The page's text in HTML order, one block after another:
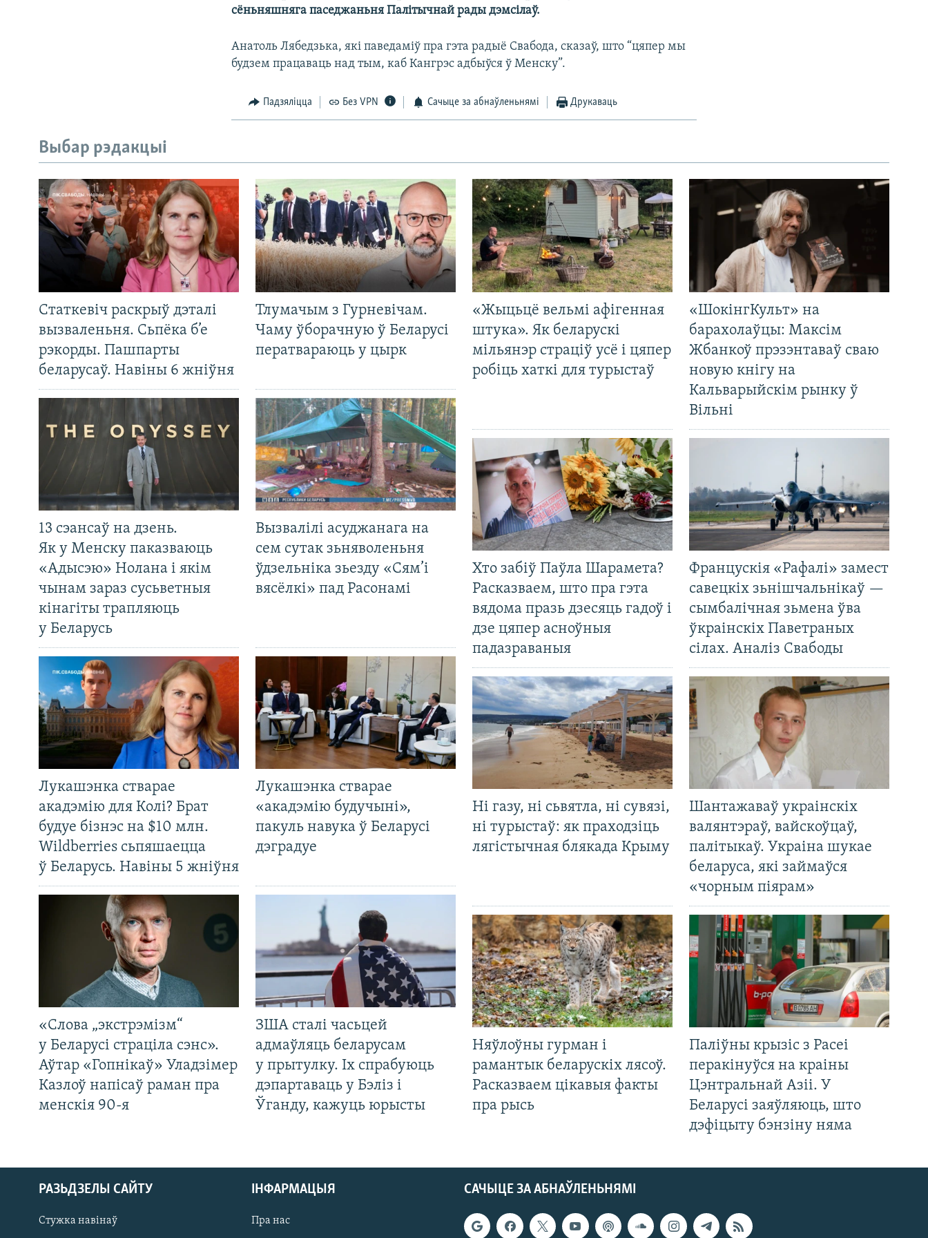
сёньняшняга паседжаньня Палітычнай рады дэмсілаў.
Анатоль Лябедзька, які паведаміў пра гэта радыё Свабода, сказаў, што “цяпер мы
будзем працаваць над тым, каб Кангрэс адбыўся ў Менску”.
Падзяліцца Без VPN Сачыце за абнаўленьнямі Друкаваць
Выбар рэдакцыі
Статкевіч раскрыў дэталі
вызваленьня. Сьпёка б’е
рэкорды. Пашпарты
беларусаў. Навіны 6 жніўня
Тлумачым з Гурневічам.
Чаму ўборачную ў Беларусі
ператвараюць у цырк
13 сэансаў на дзень.
Як у Менску паказваюць
«Адысэю» Нолана і якім
чынам зараз сусьветныя
кінагіты трапляюць
у Беларусь
Вызвалілі асуджанага на
сем сутак зьняволеньня
ўдзельніка зьезду «Сям’і
вясёлкі» пад Расонамі
Лукашэнка стварае
акадэмію для Колі? Брат
будуе бізнэс на $10 млн.
Wildberries сьпяшаецца
ў Беларусь. Навіны 5 жніўня
Лукашэнка стварае
«акадэмію будучыні»,
пакуль навука ў Беларусі
дэградуе
«Слова „экстрэмізм“
у Беларусі страціла сэнс».
Аўтар «Гопнікаў» Уладзімер
Казлоў напісаў раман пра
менскія 90-я
ЗША сталі часьцей
адмаўляць беларусам
у прытулку. Іх спрабуюць
дэпартаваць у Бэліз і
Ўганду, кажуць юрысты
«Жыцьцё вельмі афігенная
штука». Як беларускі
мільянэр страціў усё і цяпер
робіць хаткі для турыстаў
«ШокінгКульт» на
барахолаўцы: Максім
Жбанкоў прэзэнтаваў сваю
новую кнігу на
Кальварыйскім рынку ў
Вільні
Хто забіў Паўла Шарамета?
Расказваем, што пра гэта
вядома празь дзесяць гадоў і
дзе цяпер асноўныя
падазраваныя
Францускія «Рафалі» замест
савецкіх зьнішчальнікаў —
сымбалічная зьмена ўва
ўкраінскіх Паветраных
сілах. Аналіз Свабоды
Ні газу, ні сьвятла, ні сувязі,
ні турыстаў: як праходзіць
лягістычная блякада Крыму
Шантажаваў украінскіх
валянтэраў, вайскоўцаў,
палітыкаў. Украіна шукае
беларуса, які займаўся
«чорным піярам»
Няўлоўны гурман і
рамантык беларускіх лясоў.
Расказваем цікавыя факты
пра рысь
Паліўны крызіс з Расеі
перакінуўся на краіны
Цэнтральнай Азіі. У
Беларусі заяўляюць, што
дэфіцыту бэнзіну няма
САЧЫЦЕ ЗА АБНАЎЛЕНЬНЯМІ
РАЗЬДЗЕЛЫ САЙТУ
Стужка навінаў
ІНФАРМАЦЫЯ
Пра нас